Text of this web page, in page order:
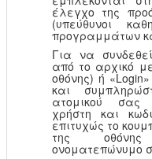
έλεγχο της
(υπεύθυνοι
προγραμμάτων
Για να
από το αρχικό
οθόνης) ή
και
ατομικού σας
χρήστη και
επιτυχώς το
της
ονοματεπώνυμο